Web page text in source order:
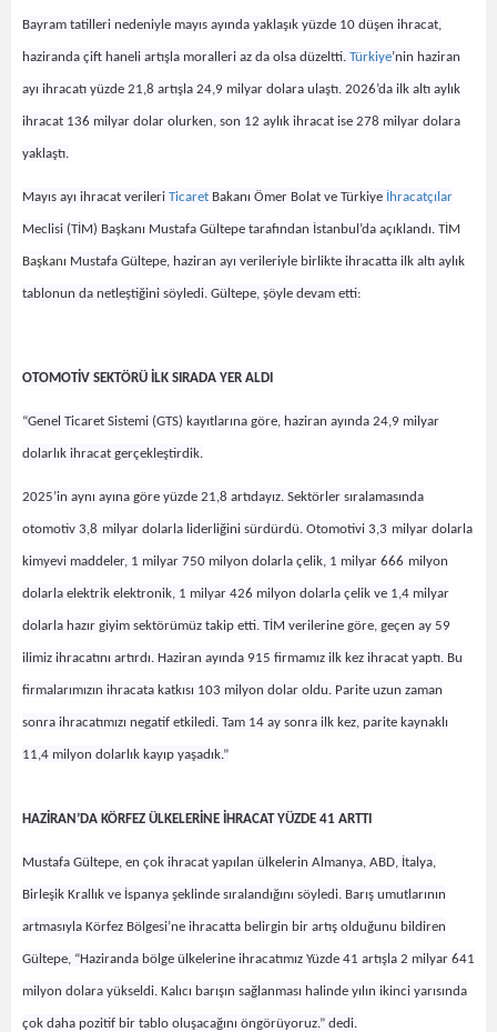
Bayram tatilleri nedeniyle mayıs ayında yaklaşık yüzde 10 düşen ihracat,
haziranda çift haneli artışla moralleri az da olsa düzeltti. Türkiye’nin haziran
ayı ihracatı yüzde 21,8 artışla 24,9 milyar dolara ulaştı. 2026’da ilk altı aylık
ihracat 136 milyar dolar olurken, son 12 aylık ihracat ise 278 milyar dolara
yaklaştı.
Mayıs ayı ihracat verileri Ticaret Bakanı Ömer Bolat ve Türkiye İhracatçılar
Meclisi (TİM) Başkanı Mustafa Gültepe tarafından İstanbul’da açıklandı. TİM
Başkanı Mustafa Gültepe, haziran ayı verileriyle birlikte ihracatta ilk altı aylık
tablonun da netleştiğini söyledi. Gültepe, şöyle devam etti:
OTOMOTİV SEKTÖRÜ İLK SIRADA YER ALDI
“Genel Ticaret Sistemi (GTS) kayıtlarına göre, haziran ayında 24,9 milyar
dolarlık ihracat gerçekleştirdik.
2025’in aynı ayına göre yüzde 21,8 artıdayız. Sektörler sıralamasında
otomotiv 3,8 milyar dolarla liderliğini sürdürdü. Otomotivi 3,3 milyar dolarla
kimyevi maddeler, 1 milyar 750 milyon dolarla çelik, 1 milyar 666 milyon
dolarla elektrik elektronik, 1 milyar 426 milyon dolarla çelik ve 1,4 milyar
dolarla hazır giyim sektörümüz takip etti. TİM verilerine göre, geçen ay 59
ilimiz ihracatını artırdı. Haziran ayında 915 firmamız ilk kez ihracat yaptı. Bu
firmalarımızın ihracata katkısı 103 milyon dolar oldu. Parite uzun zaman
sonra ihracatımızı negatif etkiledi. Tam 14 ay sonra ilk kez, parite kaynaklı
11,4 milyon dolarlık kayıp yaşadık.”
HAZİRAN’DA KÖRFEZ ÜLKELERİNE İHRACAT YÜZDE 41 ARTTI
Mustafa Gültepe, en çok ihracat yapılan ülkelerin Almanya, ABD, İtalya,
Birleşik Krallık ve İspanya şeklinde sıralandığını söyledi. Barış umutlarının
artmasıyla Körfez Bölgesi’ne ihracatta belirgin bir artış olduğunu bildiren
Gültepe, “Haziranda bölge ülkelerine ihracatımız Yüzde 41 artışla 2 milyar 641
milyon dolara yükseldi. Kalıcı barışın sağlanması halinde yılın ikinci yarısında
çok daha pozitif bir tablo oluşacağını öngörüyoruz.” dedi.